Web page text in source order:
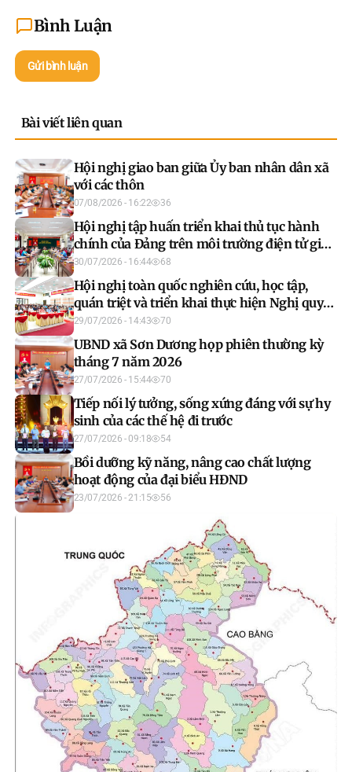
Bình Luận
Gửi bình luận
Bài viết liên quan
Hội nghị giao ban giữa Ủy ban nhân dân xã
với các thôn
07/08/2026 - 16:22 36
Hội nghị tập huấn triển khai thủ tục hành
chính của Đảng trên môi trường điện tử giai
đoạn 2
30/07/2026 - 16:44 68
Hội nghị toàn quốc nghiên cứu, học tập,
quán triệt và triển khai thực hiện Nghị quyết
Hội nghị lần thứ ba Ban Chấp hành Trung
ương Đảng khóa XIV.
29/07/2026 - 14:43 70
UBND xã Sơn Dương họp phiên thường kỳ
tháng 7 năm 2026
27/07/2026 - 15:44 70
Tiếp nối lý tưởng, sống xứng đáng với sự hy
sinh của các thế hệ đi trước
27/07/2026 - 09:18 54
Bồi dưỡng kỹ năng, nâng cao chất lượng
hoạt động của đại biểu HĐND
23/07/2026 - 21:15 56